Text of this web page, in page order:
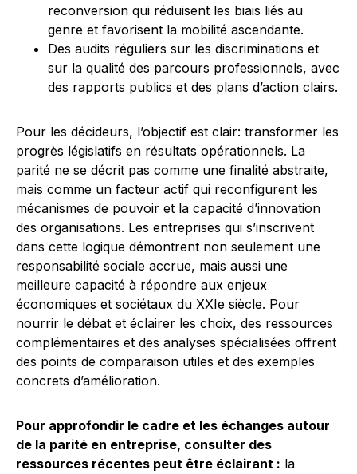
reconversion qui réduisent les biais liés au
genre et favorisent la mobilité ascendante.
Des audits réguliers sur les discriminations et
sur la qualité des parcours professionnels, avec
des rapports publics et des plans d’action clairs.
Pour les décideurs, l’objectif est clair: transformer les
progrès législatifs en résultats opérationnels. La
parité ne se décrit pas comme une finalité abstraite,
mais comme un facteur actif qui reconfigurent les
mécanismes de pouvoir et la capacité d’innovation
des organisations. Les entreprises qui s’inscrivent
dans cette logique démontrent non seulement une
responsabilité sociale accrue, mais aussi une
meilleure capacité à répondre aux enjeux
économiques et sociétaux du XXIe siècle. Pour
nourrir le débat et éclairer les choix, des ressources
complémentaires et des analyses spécialisées offrent
des points de comparaison utiles et des exemples
concrets d’amélioration.
Pour approfondir le cadre et les échanges autour
de la parité en entreprise, consulter des
ressources récentes peut être éclairant : la